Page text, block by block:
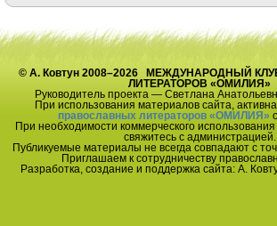
© А. Ковтун 2008–2026 МЕЖДУНАРОДНЫЙ
ЛИТЕРАТОРОВ «ОМИЛИЯ»
Руководитель проекта — Светлана
При использования материалов сайта,
православных литераторов «ОМИЛИЯ»
При необходимости коммерческого использования
свяжитесь с администрацией.
Публикуемые материалы не всегда совпадают с
Приглашаем к сотрудничеству
Разработка, создание и поддержка сайта: А.